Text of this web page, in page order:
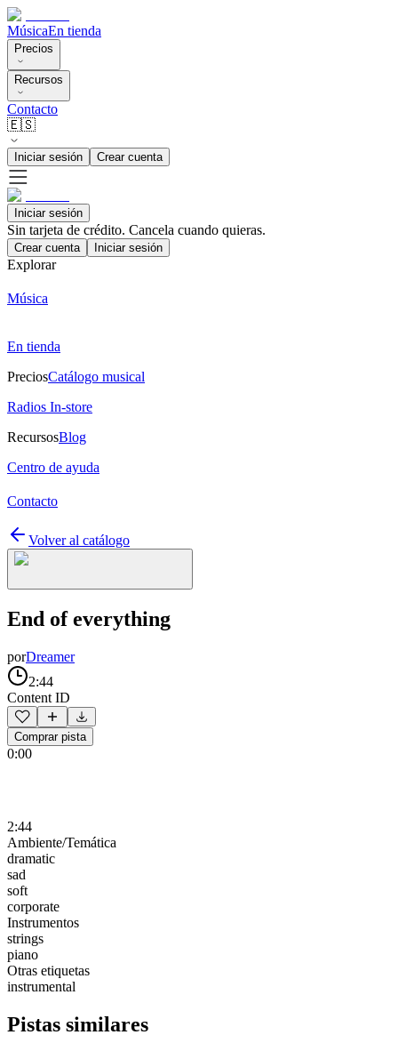
MúsicaEn tienda
Precios
Recursos
Contacto
🇪🇸
Iniciar sesión Crear cuenta
Iniciar sesión
Sin tarjeta de crédito. Cancela cuando quieras.
Crear cuenta Iniciar sesión
Explorar
Música
En tienda
PreciosCatálogo musical
Radios In-store
RecursosBlog
Centro de ayuda
Contacto
Volver al catálogo
End of everything
porDreamer
2:44
Content ID
Comprar pista
0:00
2:44
Ambiente/Temática
dramatic
sad
soft
corporate
Instrumentos
strings
piano
Otras etiquetas
instrumental
Pistas similares